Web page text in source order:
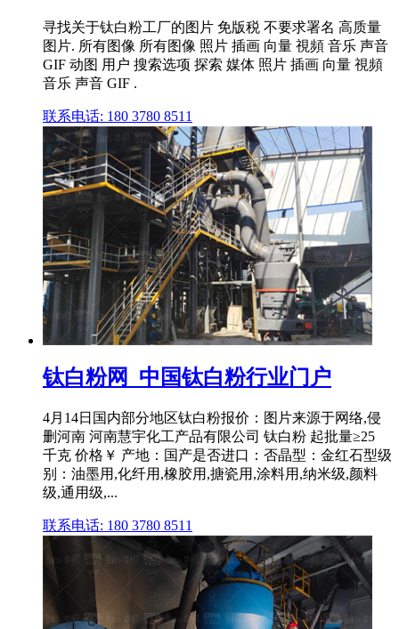
寻找关于钛白粉工厂的图片 免版税 不要求署名 高质量
图片. 所有图像 所有图像 照片 插画 向量 視頻 音乐 声音
GIF 动图 用户 搜索选项 探索 媒体 照片 插画 向量 視頻
音乐 声音 GIF .
联系电话: 180 3780 8511
钛白粉网_中国钛白粉行业门户
4月14日国内部分地区钛白粉报价：图片来源于网络,侵
删河南 河南慧宇化工产品有限公司 钛白粉 起批量≥25
千克 价格￥ 产地：国产是否进口：否晶型：金红石型级
别：油墨用,化纤用,橡胶用,搪瓷用,涂料用,纳米级,颜料
级,通用级,...
联系电话: 180 3780 8511